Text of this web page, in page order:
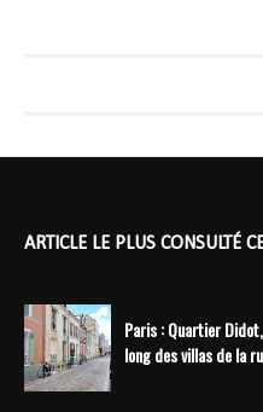
ARTICLE LE PLUS CONSULTÉ
Paris : Quartier
long des villas de la